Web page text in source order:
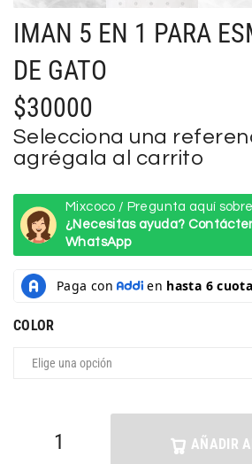
IMAN 5 EN 1 PARA
DE GATO
$30000
Selecciona una
agrégala al carrito
Mixcoco / Pregunta aquí
¿Necesitas ayuda?
WhatsApp
COLOR
AÑADIR